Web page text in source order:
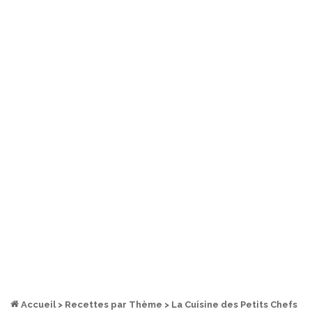
Accueil > Recettes par Thème > La Cuisine des Petits Chefs